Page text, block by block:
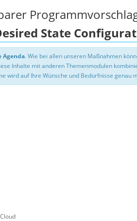
State
Agenda. Wie bei allen unseren Maßnahmen
Inhalte mit anderen Themenmodulen
wird auf Ihre Wünsche und Bedürfnisse genau